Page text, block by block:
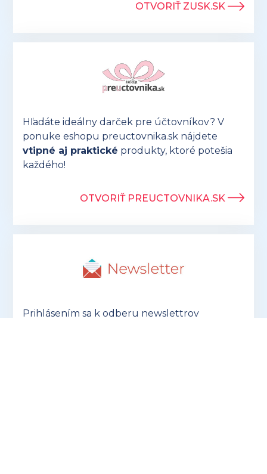
OTVORIŤ ZUSK.SK
Hľadáte ideálny darček pre účtovníkov? V
ponuke eshopu preuctovnika.sk nájdete
vtipné aj praktické produkty, ktoré potešia
každého!
OTVORIŤ PREUCTOVNIKA.SK
Prihlásením sa k odberu newslettrov